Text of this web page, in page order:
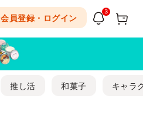
会員登録・ログイン
3
推し活 和菓子 キャラ